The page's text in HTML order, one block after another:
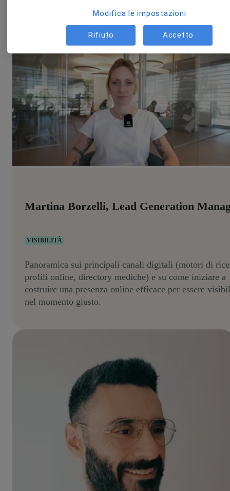
Martina Borzelli, Lead Generation
VISIBILITÀ
Panoramica sui principali canali digitali (motori di
profili online, directory mediche) e su come iniziare a
costruire una presenza online efficace per essere
nel momento giusto.
Modifica le impostazioni
Rifiuto Accetto